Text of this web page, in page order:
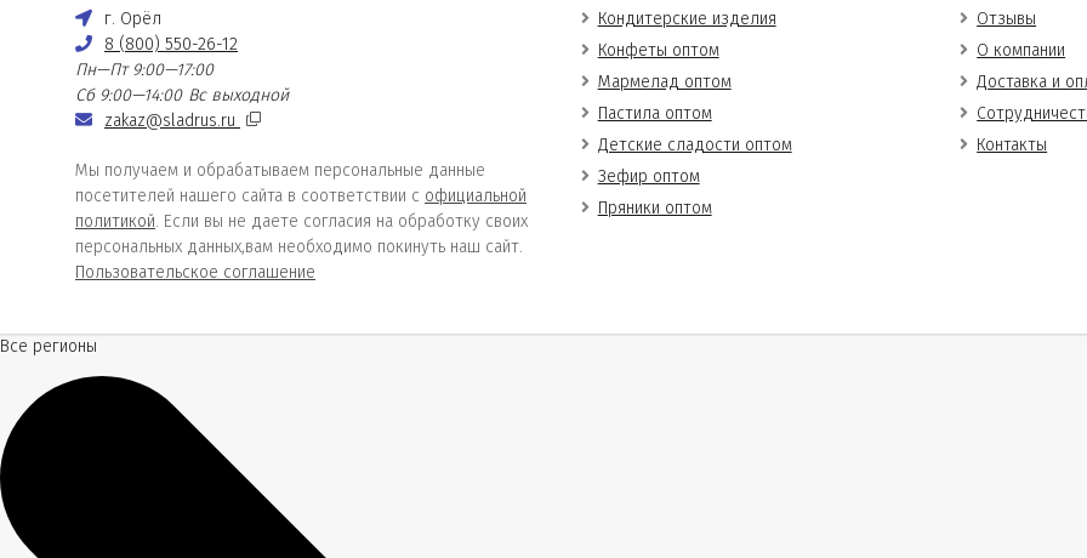
г. Орёл
8 (800) 550-26-12
Пн—Пт 9:00—17:00
Сб 9:00—14:00 Вс выходной
zakaz@sladrus.ru
Мы получаем и обрабатываем персональные данные
посетителей нашего сайта в соответствии с официальной
политикой. Если вы не даете согласия на обработку своих
персональных данных,вам необходимо покинуть наш сайт.
Пользовательское соглашение
Кондитерские изделия
Конфеты оптом
Мармелад оптом
Пастила оптом
Детские сладости оптом
Зефир оптом
Пряники оптом
Отзывы
О компании
Доставка и
Контакты
Все регионы